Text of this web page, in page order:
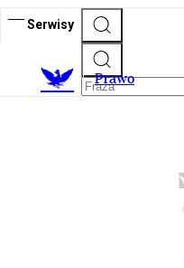
Serwisy
Prawo